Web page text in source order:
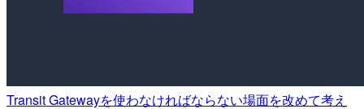
Transit Gatewayを使わなければならない場面を改めて考え